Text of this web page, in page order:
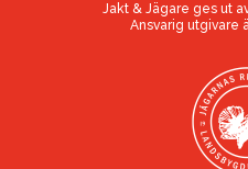
Jakt & Jägare ges ut
Ansvarig utgivare